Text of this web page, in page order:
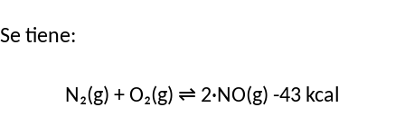
Se tiene:
N₂(g) + O₂(g) ⇌ 2·NO(g) -43 kcal